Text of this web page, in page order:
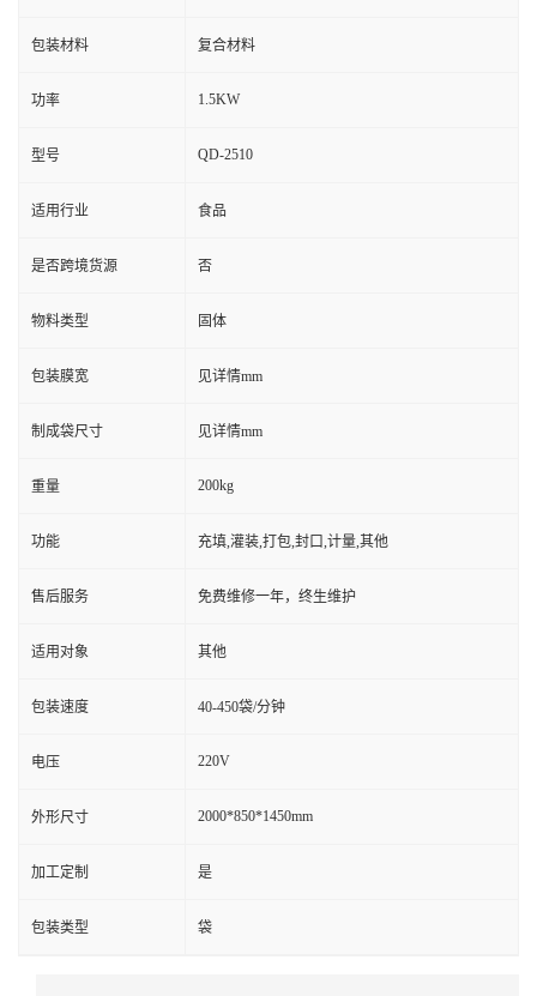
包装材料 复合材料
功率 1.5KW
型号 QD-2510
适用行业 食品
是否跨境货源 否
物料类型 固体
包装膜宽 见详情mm
制成袋尺寸 见详情mm
重量 200kg
功能 充填,灌装,打包,封口,计量,其他
售后服务 免费维修一年，终生维护
适用对象 其他
包装速度 40-450袋/分钟
电压 220V
外形尺寸 2000*850*1450mm
加工定制 是
包装类型 袋